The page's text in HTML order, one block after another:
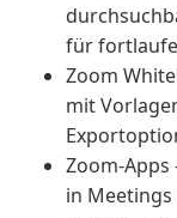
für
Zoom
mit
Zoom-
in